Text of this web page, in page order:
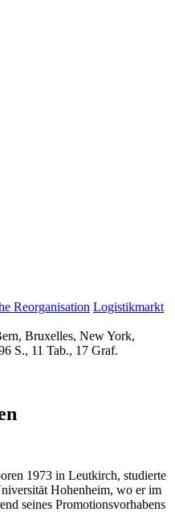
Reorganisation Logistikmarkt
Bruxelles, New York,
S., 11 Tab., 17 Graf.
1973 in Leutkirch, studierte
Hohenheim, wo er im
seines Promotionsvorhabens